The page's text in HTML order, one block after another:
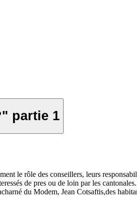
partie 1
le rôle des conseillers, leurs
de pres ou de loin par les
du Modem, Jean Cotsaftis,des